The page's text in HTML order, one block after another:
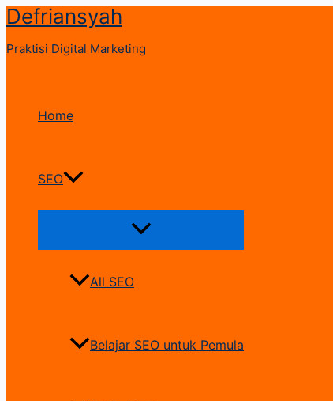
Skip
content
Defriansyah
Praktisi Digital Marketing
Home
SEO
Menu
All SEO
Belajar SEO untuk Pemula